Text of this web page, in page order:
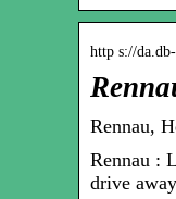
http s://
Rennau,
Rennau :
drive